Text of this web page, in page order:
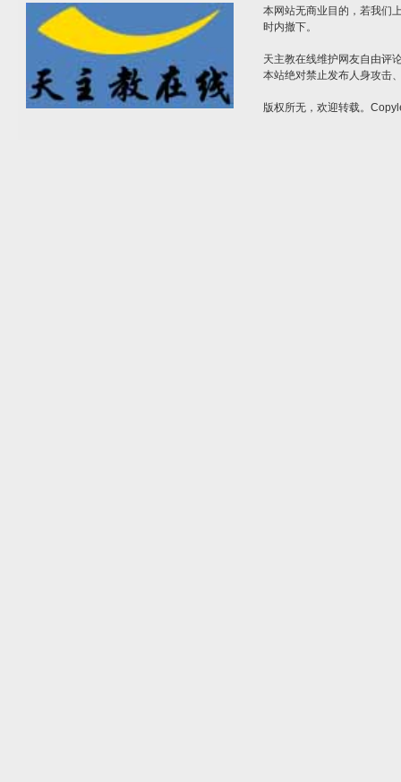
本网站无商业目的，若我们
时内撤下。
天主教在线维护网友自由评
本站绝对禁止发布人身攻击
版权所无，欢迎转载。